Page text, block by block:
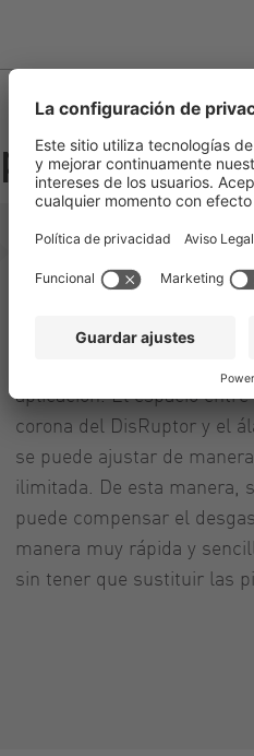
La unidad de función
la característica más
DisRuptor individualmente
aplicación. El espacio entre
corona del DisRuptor y el
se puede ajustar de manera
ilimitada. De esta manera,
puede compensar el
manera muy rápida y
sin tener que sustituir las